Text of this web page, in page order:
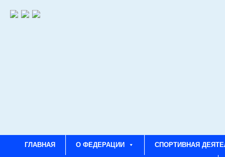
ГЛАВНАЯ О ФЕДЕРАЦИИ СПОРТИВНАЯ